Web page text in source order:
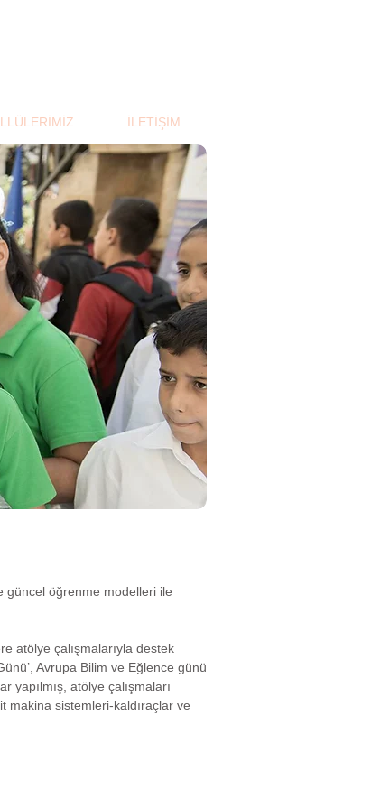
İLETİŞİM
güncel öğrenme modelleri ile
atölye çalışmalarıyla destek
Avrupa Bilim ve Eğlence günü
yapılmış, atölye çalışmaları
makina sistemleri-kaldıraçlar ve